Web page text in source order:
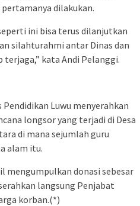
dilakukan.
ini bisa terus dilanjutkan
silahturahmi antar Dinas dan
kata Andi Pelanggi.
Luwu menyerahkan
longsor yang terjadi di Desa
di mana sejumlah guru
alam itu.
mengumpulkan donasi sebesar
langsung Penjabat
korban.(*)